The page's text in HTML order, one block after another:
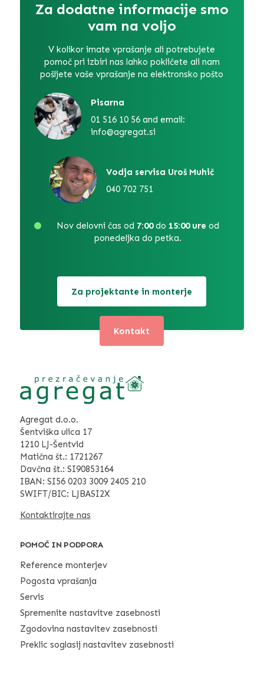
Za dodatne informacije smo
vam na voljo
V kolikor imate vprašanje ali potrebujete
pomoč pri izbiri nas lahko pokličete ali nam
pošljete vaše vprašanje na elektronsko pošto
Pisarna
01 516 10 56 and email:
info@agregat.si
Vodja servisa Uroš Muhič
040 702 751
Nov delovni čas od 7:00do 15:00 ure od
ponedeljka do petka.
Za projektante in monterje
Kontakt
Agregat d.o.o.
Šentviška ulica 17
1210 LJ-Šentvid
Matična št.: 1721267
Davčna št.: SI90853164
IBAN: SI56 0203 3009 2405 210
SWIFT/BIC: LJBASI2X
Kontaktirajte nas
POMOČ IN PODPORA
Reference monterjev
Pogosta vprašanja
Servis
Spremenite nastavitve zasebnosti
Zgodovina nastavitev zasebnosti
Preklic soglasij nastavitev zasebnosti